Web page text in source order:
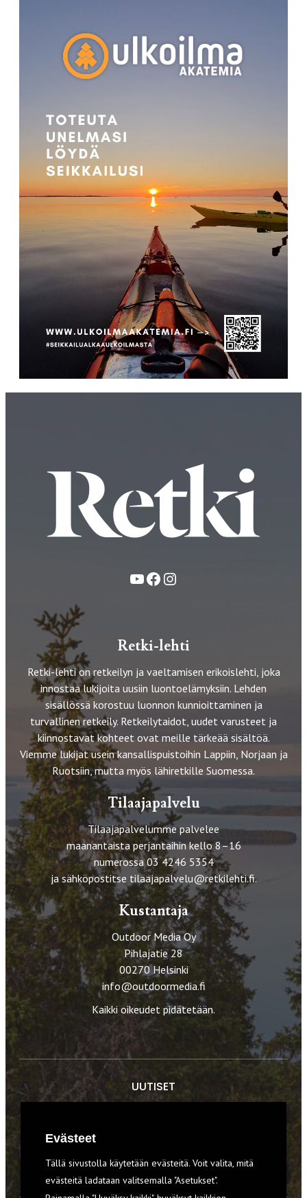
YouTube
FacebookInstagram
Retki-lehti
Retki-lehti on retkeilyn ja vaeltamisen erikoislehti, joka
innostaa lukijoita uusiin luontoelämyksiin. Lehden
sisällössä korostuu luonnon kunnioittaminen ja
turvallinen retkeily. Retkeilytaidot, uudet varusteet ja
kiinnostavat kohteet ovat meille tärkeää sisältöä.
Viemme lukijat usein kansallispuistoihin Lappiin, Norjaan ja
Ruotsiin, mutta myös lähiretkille Suomessa.
Tilaajapalvelu
Tilaajapalvelumme palvelee
maanantaista perjantaihin kello 8–16
numerossa 03 4246 5354
ja sähköpostitse tilaajapalvelu@retkilehti.fi.
Kustantaja
Outdoor Media Oy
Pihlajatie 28
00270 Helsinki
info@outdoormedia.fi
Kaikki oikeudet pidätetään.
UUTISET
VARUSTEET
Evästeet
Tällä sivustolla käytetään evästeitä. Voit valita, mitä
evästeitä ladataan valitsemalla "Asetukset".